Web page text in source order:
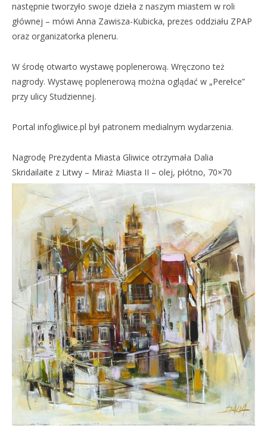
następnie tworzyło swoje dzieła z naszym miastem w roli
głównej – mówi Anna Zawisza-Kubicka, prezes oddziału ZPAP
oraz organizatorka pleneru.
W środę otwarto wystawę poplenerową. Wręczono też
nagrody. Wystawę poplenerową można oglądać w „Perełce”
przy ulicy Studziennej.
Portal infogliwice.pl był patronem medialnym wydarzenia.
Nagrodę Prezydenta Miasta Gliwice otrzymała Dalia
Skridailaite z Litwy – Miraż Miasta II – olej, płótno, 70×70